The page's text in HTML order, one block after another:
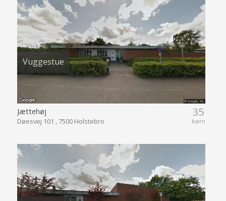
Vuggestue
35
børn
Jættehøj
Døesvej 101 , 7500 Holstebro